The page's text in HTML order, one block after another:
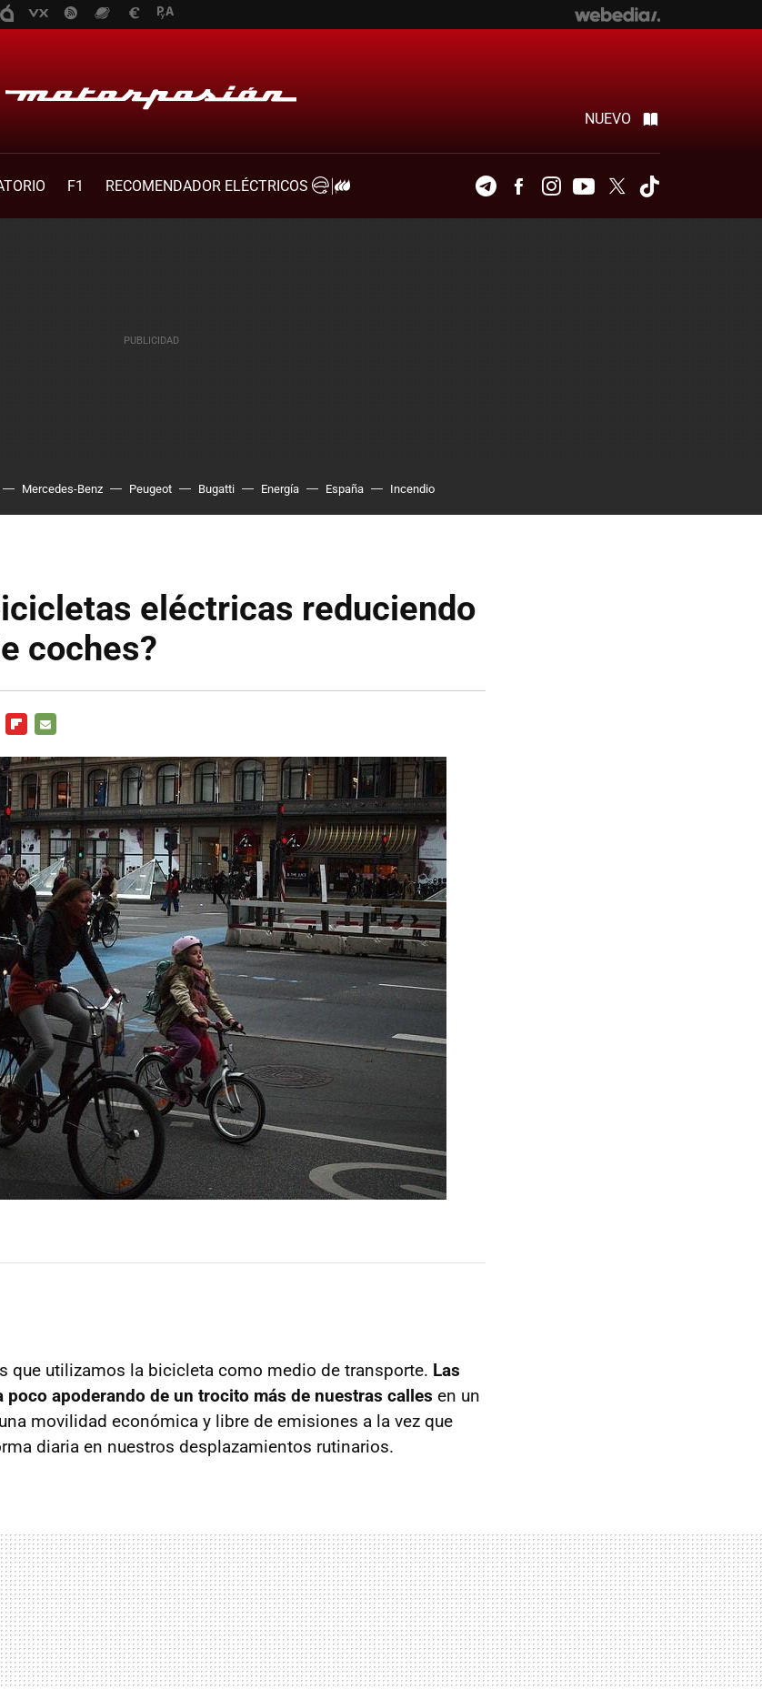
NUEVO
F1
RECOMENDADOR ELÉCTRICOS
TelegramFacebookInstagramYoutubeTwitter
Mercedes-Benz Peugeot Bugatti Energía España Incendio
eléctricas reduciendo
coches?
MAIL
que utilizamos la bicicleta como medio de transporte. Las
poco apoderando de un trocito más de nuestras calles en un
movilidad económica y libre de emisiones a la vez que
diaria en nuestros desplazamientos rutinarios.